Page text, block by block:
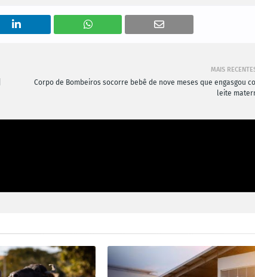
MAIS
Corpo de Bombeiros socorre bebê de nove meses que engasgou
leite